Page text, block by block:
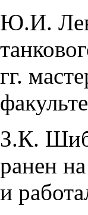
Ю.И.
гг.
З.К.
ранен
и